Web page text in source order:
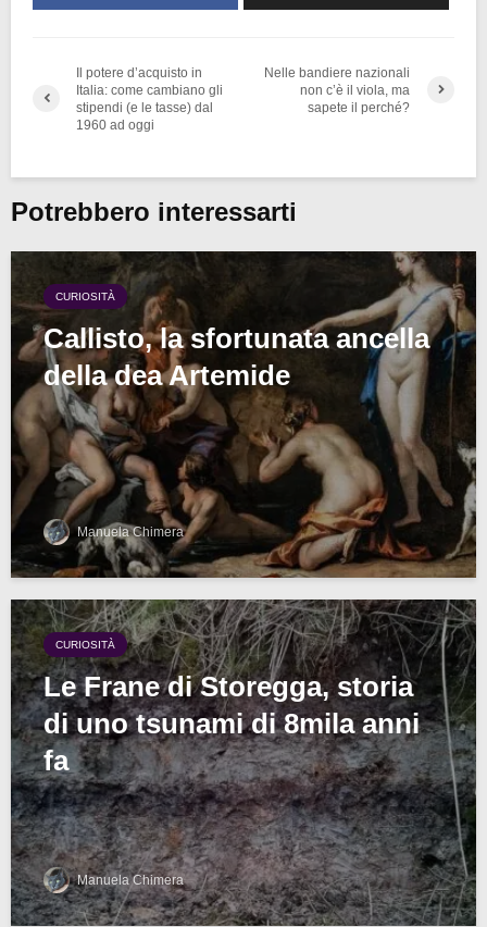
Il potere d’acquisto in
Italia: come cambiano gli
stipendi (e le tasse) dal
1960 ad oggi
Nelle bandiere nazionali
non c’è il viola, ma
sapete il perché?
Potrebbero interessarti
CURIOSITÀ
Callisto, la sfortunata ancella
della dea Artemide
Manuela Chimera
CURIOSITÀ
Le Frane di Storegga, storia
di uno tsunami di 8mila anni
fa
Manuela Chimera